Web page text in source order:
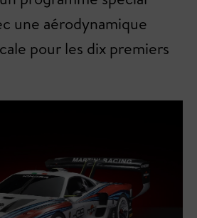
une aérodynamique
pour les dix premiers